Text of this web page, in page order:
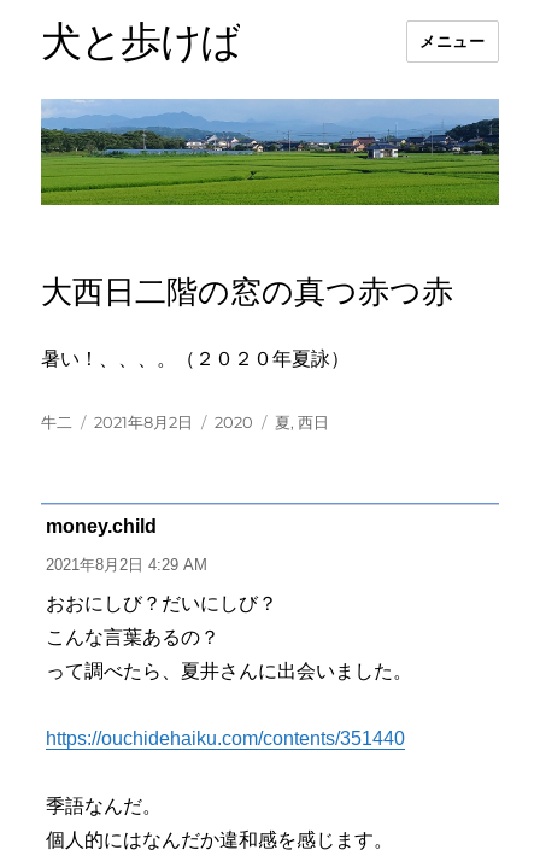
犬と歩けば メニュー
大西日二階の窓の真つ赤つ赤
暑い！、、、。（２０２０年夏詠）
投
牛二
投
2021年8月2日
カ
2020
タ
夏,西日
money.child
り:
2021年8月2日 4:29 AM
おおにしび？だいにしび？
こんな言葉あるの？
って調べたら、夏井さんに出会いました。
https://ouchidehaiku.com/contents/351440
季語なんだ。
個人的にはなんだか違和感を感じます。